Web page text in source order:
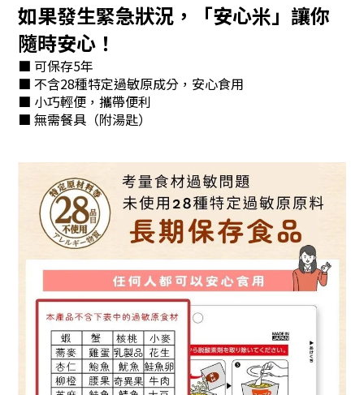
如果發生緊急狀況，「安心米」讓你
隨時安心！
■ 可保存5年
■ 不含28種特定過敏原成分，安心食用
■ 小巧輕便，攜帶便利
■ 無需餐具（附湯匙）